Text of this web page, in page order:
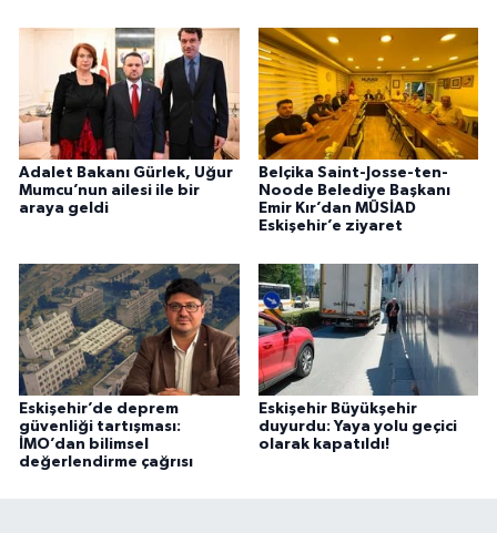
Adalet Bakanı Gürlek, Uğur
Mumcu’nun ailesi ile bir
araya geldi
Belçika Saint-Josse-ten-
Noode Belediye Başkanı
Emir Kır’dan MÜSİAD
Eskişehir’e ziyaret
Eskişehir’de deprem
güvenliği tartışması:
İMO’dan bilimsel
değerlendirme çağrısı
Eskişehir Büyükşehir
duyurdu: Yaya yolu geçici
olarak kapatıldı!